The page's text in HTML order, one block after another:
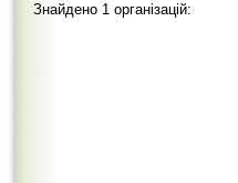
Знайдено 1 організацій: